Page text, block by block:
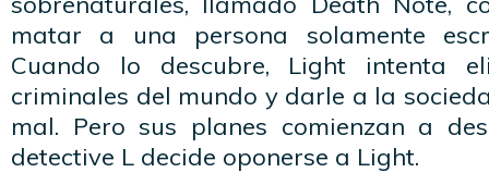
matar a una persona solamente
Cuando lo descubre, Light intenta
criminales del mundo y darle a la
mal. Pero sus planes comienzan a
detective L decide oponerse a Light.